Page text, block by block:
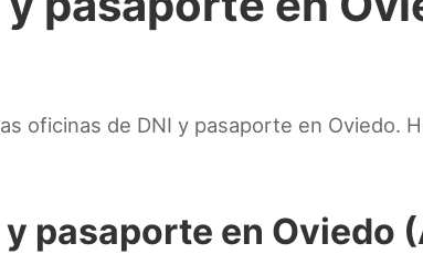
oficinas de DNI y pasaporte en Oviedo.
pasaporte en Oviedo